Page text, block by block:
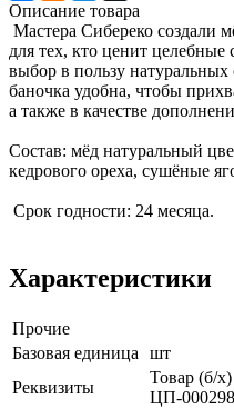
Описание товара
Мастера Сибереко создали
для тех, кто ценит
выбор в пользу
баночка удобна, чтобы
а также в качестве
Состав: мёд натуральный
кедрового ореха, сушёные
Срок годности: 24 месяца.
Характеристики
Прочие
Базовая единица
шт
Реквизиты
Товар (б/
ЦП-